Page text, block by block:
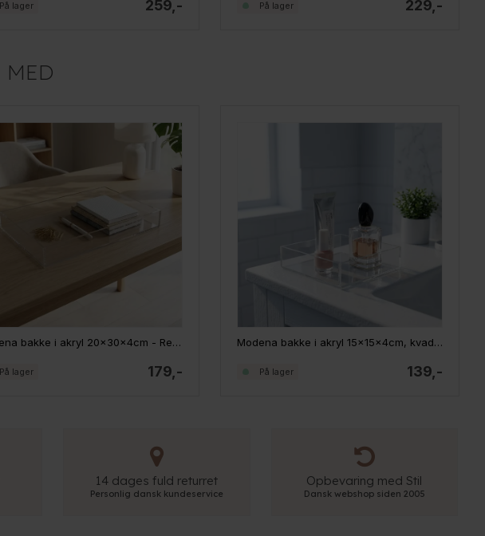
259,-
På lager 229,-
På lager
Modena bakke i akryl 20x30x4cm - Rektangulær
179,-
På lager
Modena bakke i akryl 15x15x4cm, kvadratisk - Small
139,-
På lager
14 dages fuld returret
Personlig dansk kundeservice
Opbevaring med Stil
Dansk webshop siden 2005